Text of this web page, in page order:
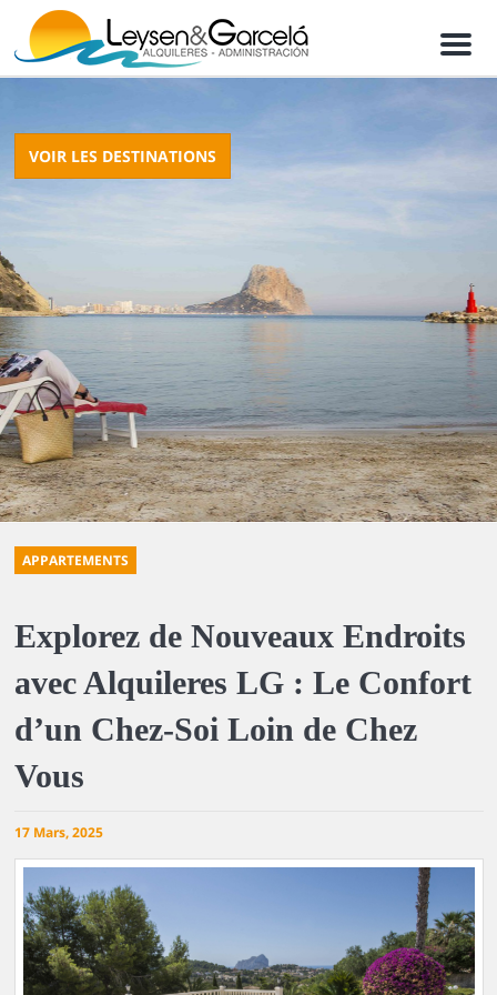
M
n
VOIR LES DESTINATIONS
APPARTEMENTS
Explorez de Nouveaux Endroits
avec Alquileres LG : Le Confort
d’un Chez-Soi Loin de Chez
Vous
17 Mars, 2025